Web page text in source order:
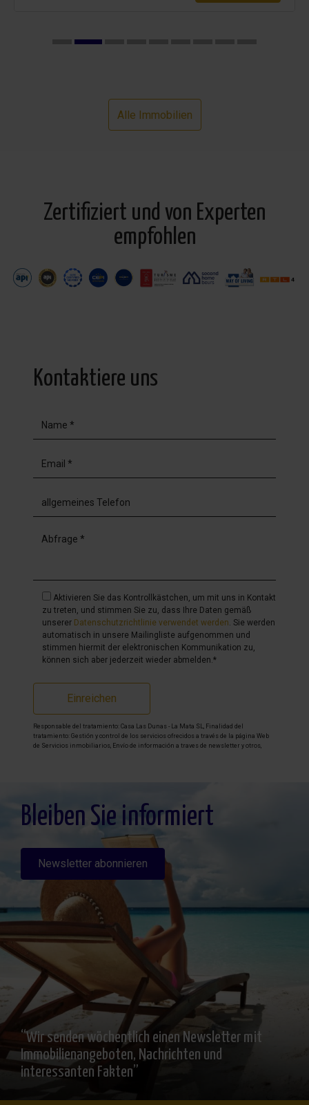
Alle Immobilien
Zertifiziert und von Experten
empfohlen
Kontaktiere uns
Aktivieren Sie das Kontrollkästchen, um mit uns in Kontakt
zu treten, und stimmen Sie zu, dass Ihre Daten gemäß
unserer Datenschutzrichtlinie verwendet werden . Sie werden
automatisch in unsere Mailingliste aufgenommen und
stimmen hiermit der elektronischen Kommunikation zu,
können sich aber jederzeit wieder abmelden.*
Einreichen
Responsable del tratamiento: Casa Las Dunas - La Mata SL, Finalidad del
tratamiento: Gestión y control de los servicios ofrecidos a través de la página Web
de Servicios inmobiliarios, Envío de información a traves de newsletter y otros,
detallada sobre protección de datos
Aquí
Bleiben Sie informiert
Newsletter abonnieren
“Wir senden wöchentlich einen Newsletter mit
Immobilienangeboten, Nachrichten und
interessanten Fakten”